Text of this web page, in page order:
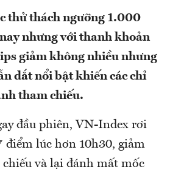
thử thách ngưỡng 1.000
nhưng với thanh khoản
giảm không nhiều nhưng
dắt nổi bật khiến các chỉ
tham chiếu.
đầu phiên, VN-Index rơi
điểm lúc hơn 10h30, giảm
và lại đánh mất mốc